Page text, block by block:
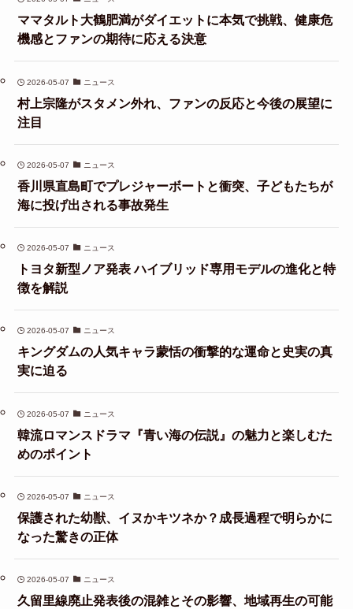
ママタルト大鶴肥満がダイエットに本気で挑戦、健康危
機感とファンの期待に応える決意
2026-05-07 ニュース
村上宗隆がスタメン外れ、ファンの反応と今後の展望に
注目
2026-05-07 ニュース
香川県直島町でプレジャーボートと衝突、子どもたちが
海に投げ出される事故発生
2026-05-07 ニュース
トヨタ新型ノア発表 ハイブリッド専用モデルの進化と特
徴を解説
2026-05-07 ニュース
キングダムの人気キャラ蒙恬の衝撃的な運命と史実の真
実に迫る
2026-05-07 ニュース
韓流ロマンスドラマ『青い海の伝説』の魅力と楽しむた
めのポイント
2026-05-07 ニュース
保護された幼獣、イヌかキツネか？成長過程で明らかに
なった驚きの正体
2026-05-07 ニュース
久留里線廃止発表後の混雑とその影響、地域再生の可能